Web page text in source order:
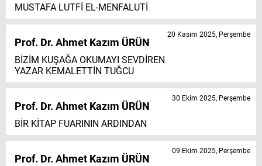
MUSTAFA LUTFİ EL-MENFALUTİ
Prof. Dr. Ahmet Kazım ÜRÜN
BİZİM KUŞAĞA OKUMAYI SEVDİREN
YAZAR KEMALETTİN TUĞCU
20 Kasım 2025, Perşembe
Prof. Dr. Ahmet Kazım ÜRÜN
BİR KİTAP FUARININ ARDINDAN
30 Ekim 2025, Perşembe
Prof. Dr. Ahmet Kazım ÜRÜN
09 Ekim 2025, Perşembe